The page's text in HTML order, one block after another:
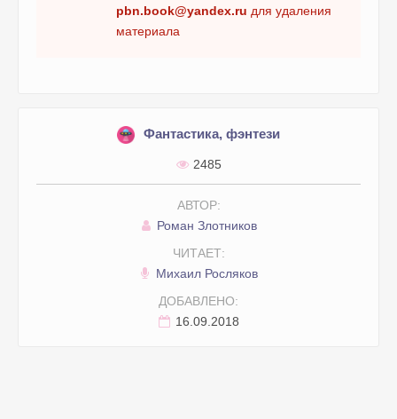
pbn.book@yandex.ru для удаления
материала
Фантастика, фэнтези
2485
АВТОР:
Роман Злотников
ЧИТАЕТ:
Михаил Росляков
ДОБАВЛЕНО:
16.09.2018